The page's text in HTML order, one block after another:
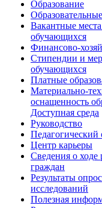
Образование
Вакантные
обучающихся
Финансово-
Стипендии и
обучающихся
Платные
Материально-
оснащенность
Доступная среда
Руководство
Педагогический
Центр карьеры
Сведения о ходе
граждан
Результаты
исследований
Полезная